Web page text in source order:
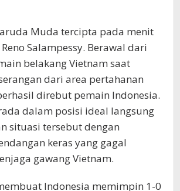
Muda tercipta pada menit
Salampessy. Berawal dari
belakang Vietnam saat
dari area pertahanan
direbut pemain Indonesia.
dalam posisi ideal langsung
situasi tersebut dengan
keras yang gagal
gawang Vietnam.
Indonesia memimpin 1-0